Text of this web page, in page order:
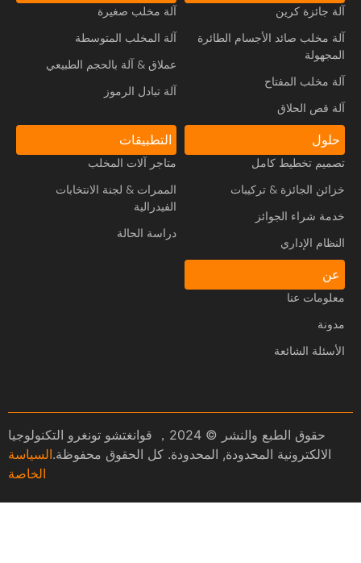
آلة جائزة كرين
آلة مخلب صائد الأجسام الطائرة
المجهولة
آلة مخلب المفتاح
آلة قص الحلاق
آلة مخلب صغيرة
آلة المخلب المتوسطة
عملاق & آلة بالحجم الطبيعي
آلة تبادل الرموز
حلول
تصميم تخطيط كامل
خزائن الجائزة & تركيبات
خدمة شراء الجوائز
النظام الإداري
التطبيقات
متاجر آلات المخلب
الممرات & لجنة الانتخابات
الفيدرالية
دراسة الحالة
عن
معلومات عنا
مدونة
الأسئلة الشائعة
حقوق الطبع والنشر © 2024， قوانغتشو تونغرو التكنولوجيا
الالكترونية المحدودة, المحدودة. كل الحقوق محفوظة.السياسة
الخاصة